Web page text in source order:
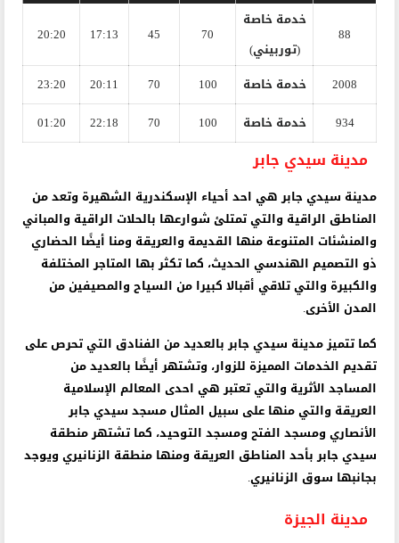
88
خدمة خاصة
(توربيني)
70
45
17:13
20:20
2008 خدمة خاصة 100
70
20:11
23:20
934
خدمة خاصة 100
70
22:18
01:20
مدينة سيدي جابر
مدينة سيدي جابر هي احد أحياء الإسكندرية الشهيرة وتعد من
المناطق الراقية والتي تمتلئ شوارعها بالحلات الراقية والمباني
والمنشئات المتنوعة منها القديمة والعريقة ومنا أيضًا الحضاري
ذو التصميم الهندسي الحديث، كما تكثر بها المتاجر المختلفة
والكبيرة والتي تلاقي أقبالا كبيرا من السياح والمصيفين من
المدن الأخرى.
كما تتميز مدينة سيدي جابر بالعديد من الفنادق التي تحرص على
تقديم الخدمات المميزة للزوار، وتشتهر أيضًا بالعديد من
المساجد الأثرية والتي تعتبر هي احدى المعالم الإسلامية
العريقة والتي منها على سبيل المثال مسجد سيدي جابر
الأنصاري ومسجد الفتح ومسجد التوحيد، كما تشتهر منطقة
سيدي جابر بأحد المناطق العريقة ومنها منطقة الزنانيري ويوجد
بجانبها سوق الزنانيري.
مدينة الجيزة